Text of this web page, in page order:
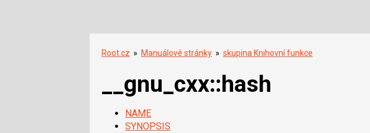
Root.cz » Manuálové stránky » skupina Knihovní funkce
__gnu_cxx::hash
NAME
SYNOPSIS